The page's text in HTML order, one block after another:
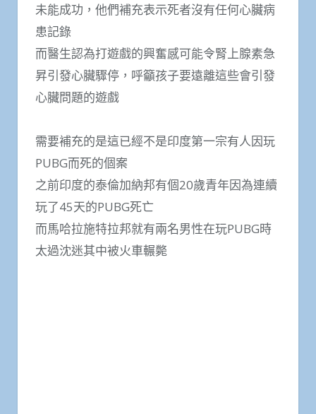
未能成功，他們補充表示死者沒有任何心臟病
患記錄
而醫生認為打遊戲的興奮感可能令腎上腺素急
昇引發心臟驟停，呼籲孩子要遠離這些會引發
心臟問題的遊戲
需要補充的是這已經不是印度第一宗有人因玩
PUBG而死的個案
之前印度的泰倫加納邦有個20歲青年因為連續
玩了45天的PUBG死亡
而馬哈拉施特拉邦就有兩名男性在玩PUBG時
太過沈迷其中被火車輾斃